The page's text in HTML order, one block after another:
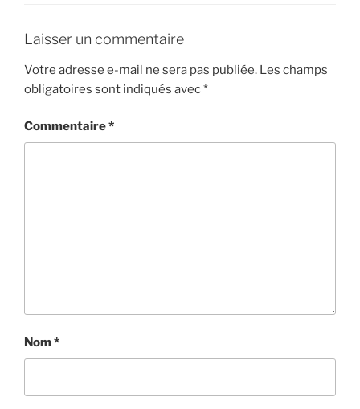
Laisser un commentaire
Votre adresse e-mail ne sera pas publiée. Les champs
obligatoires sont indiqués avec*
Commentaire*
Nom*